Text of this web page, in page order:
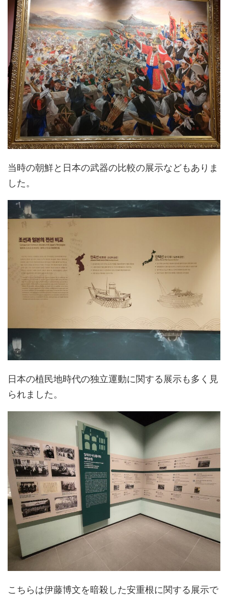
当時の朝鮮と日本の武器の比較の展示などもありま
した。
日本の植民地時代の独立運動に関する展示も多く見
られました。
こちらは伊藤博文を暗殺した安重根に関する展示で